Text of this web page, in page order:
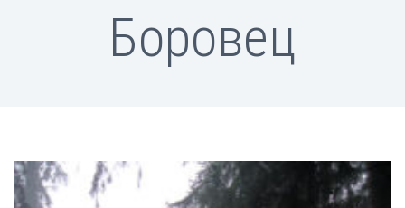
Боровец